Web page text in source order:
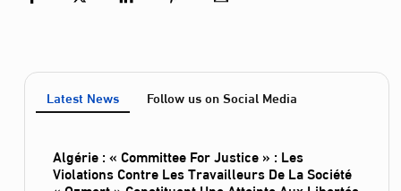
Latest News Follow us on Social Media
Algérie : « Committee For Justice » : Les
Violations Contre Les Travailleurs De La Société